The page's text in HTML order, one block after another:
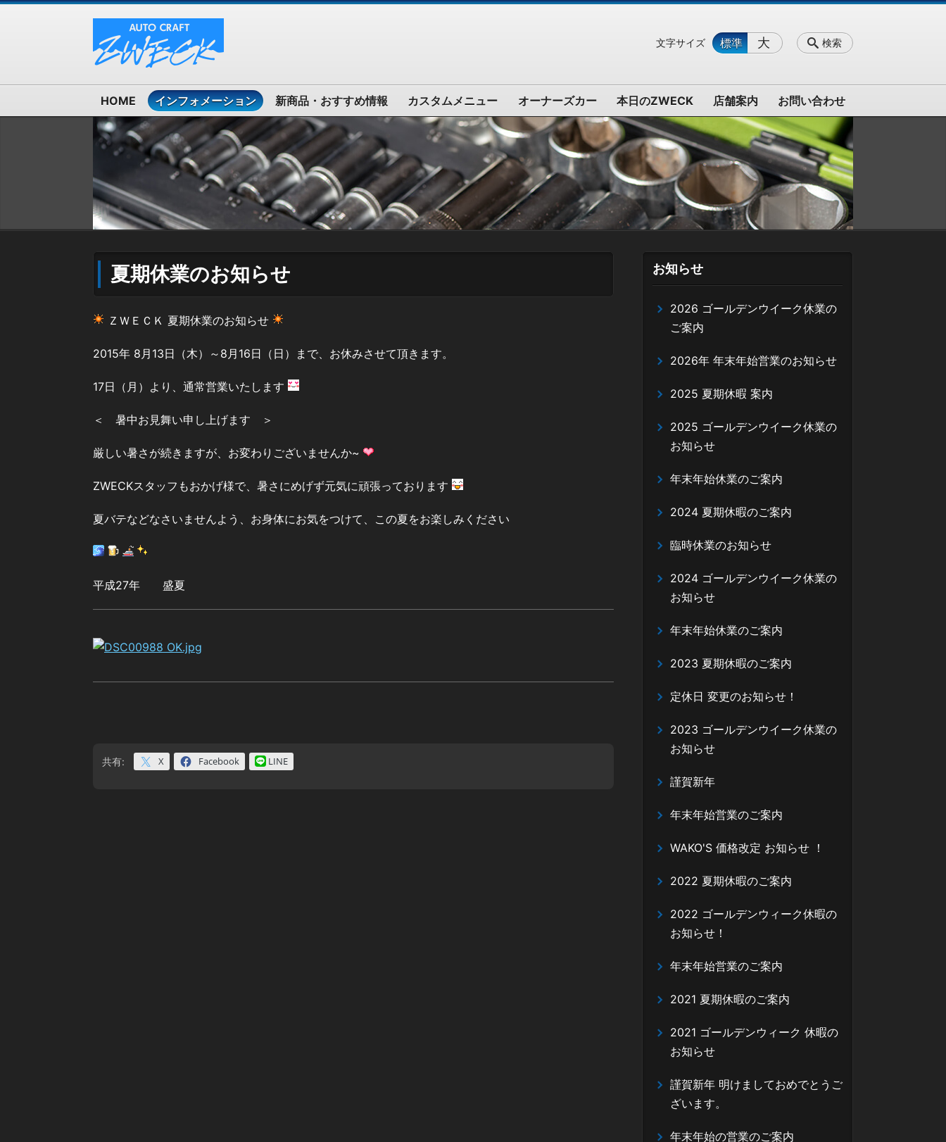
HOME インフォメーション 新商品・おすすめ情報 カスタムメニュー オーナーズカー 本日のZWECK 店舗案内 お問い合わせ
検索
文字サイズ 標準 大
夏期休業のお知らせ
ＺＷＥＣＫ 夏期休業のお知らせ
2015年 8月13日（木）～8月16日（日）まで、お休みさせて頂きます。
17日（月）より、通常営業いたします
＜ 暑中お見舞い申し上げます ＞
厳しい暑さが続きますが、お変わりございませんか~
ZWECKスタッフもおかげ様で、暑さにめげず元気に頑張っております
夏バテなどなさいませんよう、お身体にお気をつけて、この夏をお楽しみください
平成27年 盛夏
共有: X Facebook LINE
お知らせ
2026 ゴールデンウイーク休業の
ご案内
2026年 年末年始営業のお知らせ
2025 夏期休暇 案内
2025 ゴールデンウイーク休業の
お知らせ
年末年始休業のご案内
2024 夏期休暇のご案内
臨時休業のお知らせ
2024 ゴールデンウイーク休業の
お知らせ
年末年始休業のご案内
2023 夏期休暇のご案内
定休日 変更のお知らせ！
2023 ゴールデンウイーク休業の
お知らせ
謹賀新年
年末年始営業のご案内
WAKO'S 価格改定 お知らせ ！
2022 夏期休暇のご案内
2022 ゴールデンウィーク休暇の
お知らせ！
年末年始営業のご案内
2021 夏期休暇のご案内
2021 ゴールデンウィーク 休暇の
お知らせ
謹賀新年 明けましておめでとうご
ざいます。
年末年始の営業のご案内